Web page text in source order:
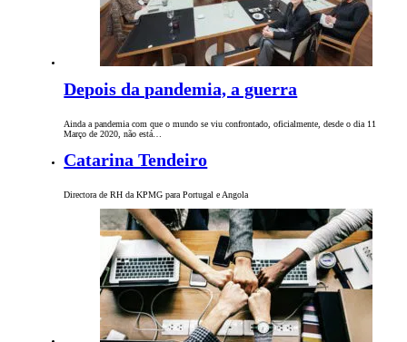
Depois da pandemia, a guerra
Ainda a pandemia com que o mundo se viu confrontado, oficialmente, desde o dia 11
Março de 2020, não está…
Catarina Tendeiro
Directora de RH da KPMG para Portugal e Angola